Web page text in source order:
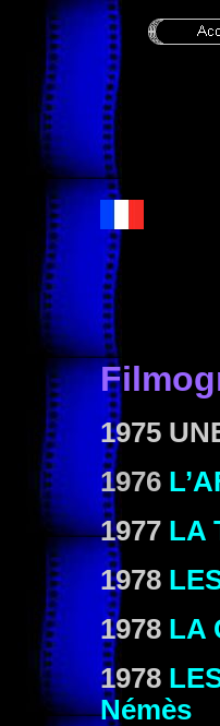
1975
1976
1977 LA
1978
1978 LA
1978
Némès